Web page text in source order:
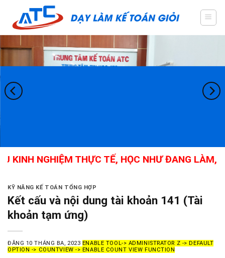
content
NGHIỆM THỰC TẾ, HỌC NHƯ ĐANG LÀM, KẾ
KỸ NĂNG KẾ TOÁN TỔNG HỢP
Kết cấu và nội dung tài khoản 141 (Tài
khoản tạm ứng)
ĐĂNG 10 THÁNG BA, 2023 ENABLE TOOL-> ADMINISTRATOR Z -> DEFAULT
OPTION -> COUNTVIEW -> ENABLE COUNT VIEW FUNCTION